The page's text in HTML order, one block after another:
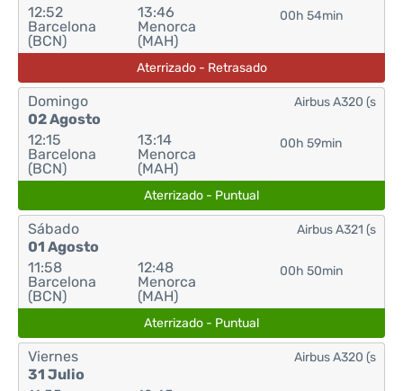
12:52
Barcelona
(BCN)
13:46
Menorca
(MAH)
00h 54min
Aterrizado - Retrasado
Domingo
02 Agosto
12:15
Barcelona
(BCN)
13:14
Menorca
(MAH)
00h 59min
Airbus A320 (s
Aterrizado - Puntual
Sábado
01 Agosto
11:58
Barcelona
(BCN)
12:48
Menorca
(MAH)
00h 50min
Airbus A321 (s
Aterrizado - Puntual
Viernes
31 Julio
Airbus A320 (s